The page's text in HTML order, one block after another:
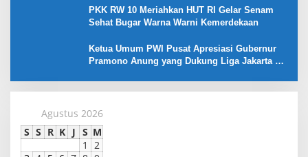
PKK RW 10 Meriahkan HUT RI Gelar Senam
Sehat Bugar Warna Warni Kemerdekaan
Ketua Umum PWI Pusat Apresiasi Gubernur
Pramono Anung yang Dukung Liga Jakarta U-
Agustus 2026
S S R K J S M
1
2